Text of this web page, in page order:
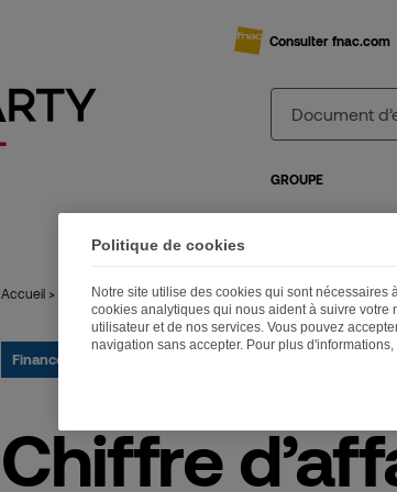
Consulter fnac.com
GROUPE
Accueil > Publications>Chiffre d’affaires du troisième trimestre
Finance
Chiffre
Politique de cookies
Notre site utilise des cookies qui sont
cookies analytiques qui nous aident à suivre votre
utilisateur et de nos services. Vous pouvez
navigation sans accepter. Pour plus